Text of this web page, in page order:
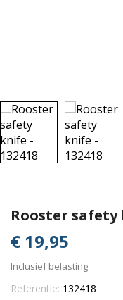
Rooster safety
€ 19,95
Inclusief belasting
Referentie: 132418